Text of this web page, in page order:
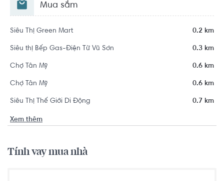
Mua sắm
Siêu Thị Green Mart 0.2 km
Siêu thị Bếp Gas-Điện Từ Vũ Sơn 0.3 km
Chợ Tân Mỹ 0.6 km
Chợ Tân Mỹ 0.6 km
Siêu Thị Thế Giới Di Động 0.7 km
Xem thêm
Tính vay mua nhà